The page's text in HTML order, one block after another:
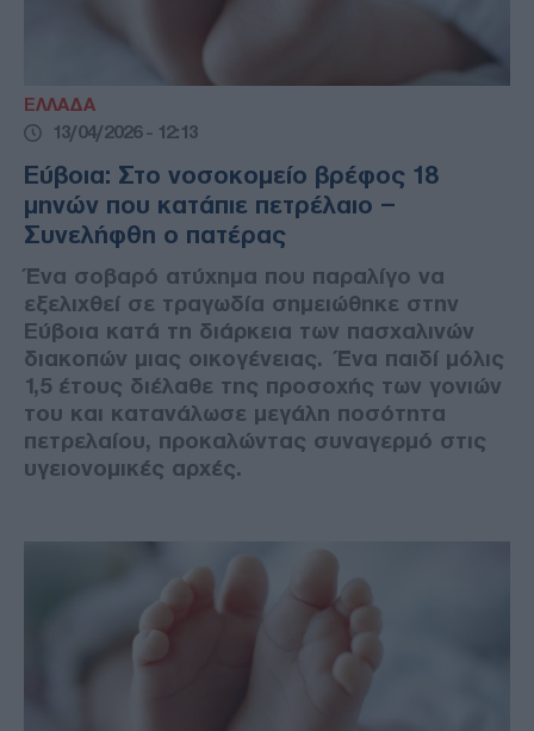
ΕΛΛΑΔΑ
13/04/2026 - 12:13
Εύβοια: Στο νοσοκομείο βρέφος 18
μηνών που κατάπιε πετρέλαιο –
Συνελήφθη ο πατέρας
Ένα σοβαρό ατύχημα που παραλίγο να
εξελιχθεί σε τραγωδία σημειώθηκε στην
Εύβοια κατά τη διάρκεια των πασχαλινών
διακοπών μιας οικογένειας. Ένα παιδί μόλις
1,5 έτους διέλαθε της προσοχής των γονιών
του και κατανάλωσε μεγάλη ποσότητα
πετρελαίου, προκαλώντας συναγερμό στις
υγειονομικές αρχές.